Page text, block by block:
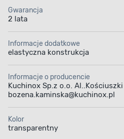
Gwarancja
2 lata
Informacje dodatkowe
elastyczna konstrukcja
Informacje o producencie
Kuchinox Sp.z o.o.
bozena.kaminska@kuchinox.pl
Kolor
transparentny